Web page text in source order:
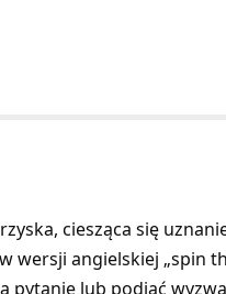
ciesząca się
wersji angielskiej „spin
pytanie lub podjąć